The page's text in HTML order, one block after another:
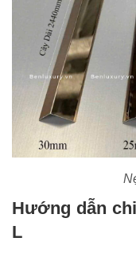
Hướng dẫn
L